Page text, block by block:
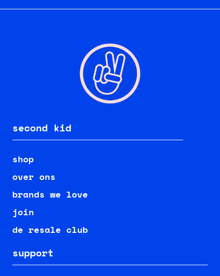
second kid
shop
over ons
brands we love
join
de resale club
support